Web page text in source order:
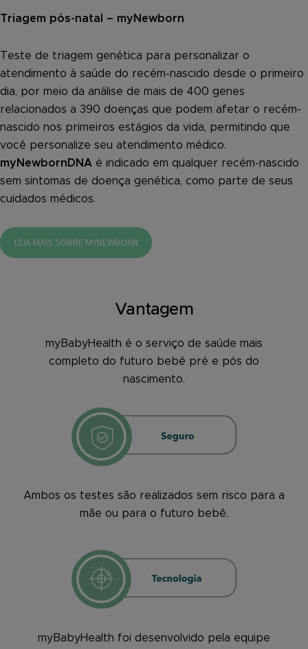
Triagem pós-natal – myNewborn
Teste de triagem genética para personalizar o
atendimento à saúde do recém-nascido desde o primeiro
dia, por meio da análise de mais de 400 genes
relacionados a 390 doenças que podem afetar o recém-
nascido nos primeiros estágios da vida, permitindo que
você personalize seu atendimento médico.
myNewbornDNA é indicado em qualquer recém-nascido
sem sintomas de doença genética, como parte de seus
cuidados médicos.
LEIA MAIS SOBRE MYNEWBORN
Vantagem
myBabyHealth é o serviço de saúde mais
completo do futuro bebê pré e pós do
nascimento.
Ambos os testes são realizados sem risco para a
mãe ou para o futuro bebê.
myBabyHealth foi desenvolvido pela equipe